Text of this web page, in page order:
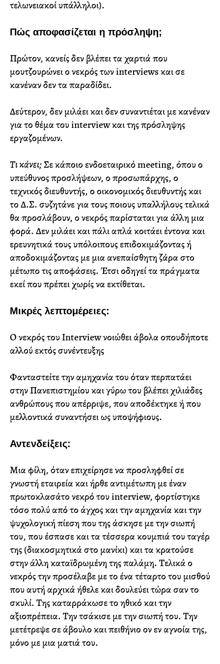
τελωνειακοί υπάλληλοι).
Πώς αποφασίζεται η πρόσληψη;
Πρώτον, κανείς δεν βλέπει τα χαρτιά που
μουτζουρώνει ο νεκρός των interviews και σε
κανέναν δεν τα παραδίδει.
Δεύτερον, δεν μιλάει και δεν συναντιέται με κανέναν
για το θέμα του interview και της πρόσληψης
εργαζομένων.
Τι κάνει; Σε κάποιο ενδοεταιρικό meeting, όπου ο
υπεύθυνος προσλήψεων, ο προσωπάρχης, ο
τεχνικός διευθυντής, ο οικονομικός διευθυντής και
το Δ.Σ. συζητάνε για τους ποιους υπαλλήλους τελικά
θα προσλάβουν, ο νεκρός παρίσταται για άλλη μια
φορά. Δεν μιλάει και πάλι απλά κοιτάει έντονα και
ερευνητικά τους υπόλοιπους επιδοκιμάζοντας ή
αποδοκιμάζοντας με μια ανεπαίσθητη ζάρα στο
μέτωπο τις αποφάσεις. Έτσι οδηγεί τα πράγματα
εκεί που πρέπει χωρίς να εκτίθεται.
Μικρές λεπτομέρειες:
Ο νεκρός του Interview νοιώθει άβολα οπουδήποτε
αλλού εκτός συνέντευξης
Φανταστείτε την αμηχανία του όταν περπατάει
στην Πανεπιστημίου και γύρω του βλέπει χιλιάδες
ανθρώπους που απέρριψε, που αποδέκτηκε ή που
μελλοντικά συναντήσει ως υποψήφιους.
Αντενδείξεις:
Μια φίλη, όταν επιχείρησε να προσληφθεί σε
γνωστή εταιρεία και ήρθε αντιμέτωπη με έναν
πρωτοκλασάτο νεκρό του interview, φορτίστηκε
τόσο πολύ από το άγχος και την αμηχανία και την
ψυχολογική πίεση που της άσκησε με την σιωπή
του, που έσπασε και τα τέσσερα κουμπιά του ταγέρ
της (διακοσμητικά στο μανίκι) και τα κρατούσε
στην άλλη καταϊδρωμένη της παλάμη. Τελικά ο
νεκρός την προσέλαβε με το ένα τέταρτο του μισθού
που αυτή αρχικά ήθελε και δουλεύει τώρα σαν το
σκυλί. Της καταρράκωσε το ηθικό και την
αξιοπρέπεια. Την τσάκισε με την σιωπή του. Την
μετέτρεψε σε άβουλο και πειθήνιο ον εν αγνοία της,
μόνο με μια ματιά του.